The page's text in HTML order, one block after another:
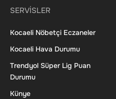
SERVİSLER
Kocaeli Nöbetçi Eczaneler
Kocaeli Hava Durumu
Trendyol Süper Lig Puan
Durumu
Künye